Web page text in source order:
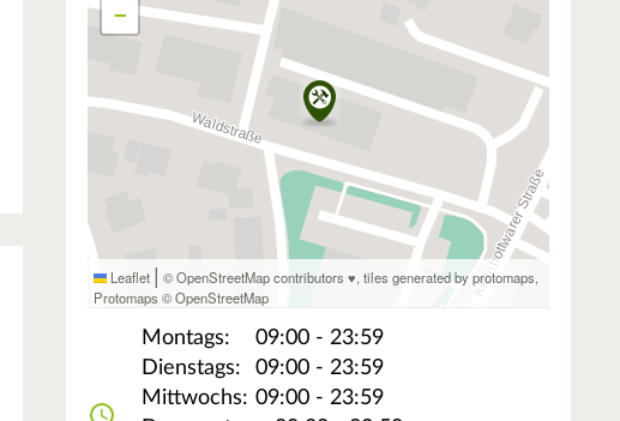
−
Leaflet | © OpenStreetMap contributors ♥,tiles generated by protomaps,
Protomaps ©OpenStreetMap
Montags:
09:00 - 23:59
Dienstags:
09:00 - 23:59
Mittwochs: 09:00 - 23:59